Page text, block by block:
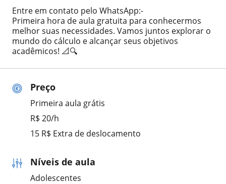
Preço
Primeira aula grátis
R$ 20/h
15 R$ Extra de deslocamento
Níveis de aula
Adolescentes
Entre em contato pelo WhatsApp:-
Primeira hora de aula gratuita para conhecermos
melhor suas necessidades. Vamos juntos explorar o
mundo do cálculo e alcançar seus objetivos
acadêmicos! 📐🔍